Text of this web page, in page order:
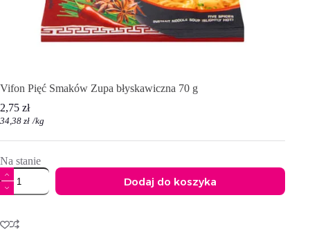
Vifon Pięć Smaków Zupa błyskawiczna 70 g
2,75 zł
34,38 zł /kg
Na stanie
ilość
Vifon
Pięć
Zupa
błyskawiczna
Dodaj do koszyka
t